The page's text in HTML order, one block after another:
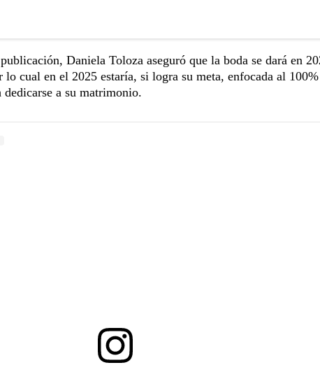
Daniela Toloza aseguró que la boda se dará en
cual en el 2025 estaría, si logra su meta, enfocada al
a su matrimonio.